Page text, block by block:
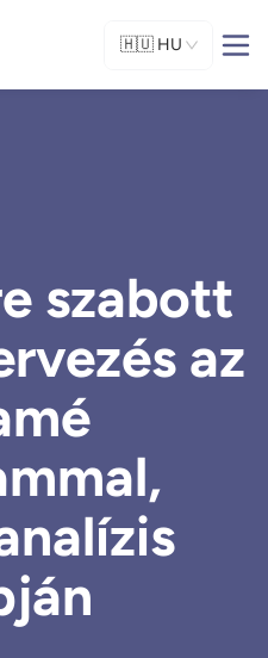
🇭🇺 HU
szabott
az